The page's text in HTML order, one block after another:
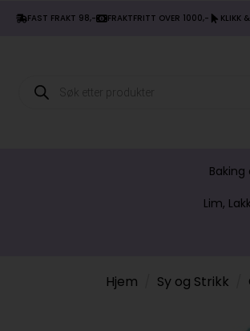
FAST FRAKT 98,- FRAKTFRITT OVER 1000,- KLIKK
Products
search
Baking
Lim,
Hjem Sy og Strikk